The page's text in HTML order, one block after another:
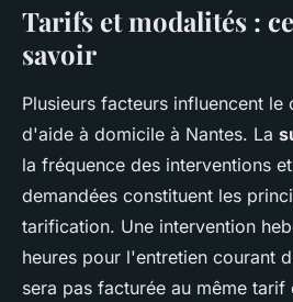
Tarifs et modalités :
savoir
Plusieurs facteurs influencent le
d'aide à domicile à Nantes. La
la fréquence des interventions
demandées constituent les
tarification. Une intervention
heures pour l'entretien courant
sera pas facturée au même